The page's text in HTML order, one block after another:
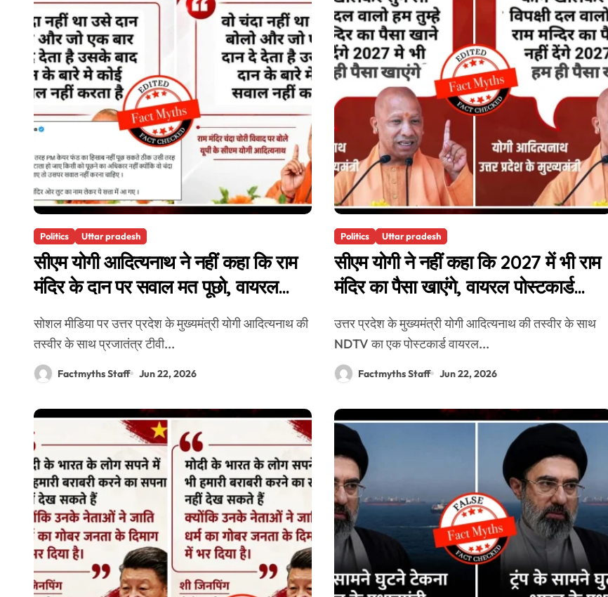
Politics Uttar pradesh
सीएम योगी आदित्यनाथ ने नहीं कहा कि राम
मंदिर के दान पर सवाल मत पूछो, वायरल
पोस्टकार्ड एडिटेड है
सोशल मीडिया पर उत्तर प्रदेश के मुख्यमंत्री योगी आदित्यनाथ की
तस्वीर के साथ प्रजातंत्र टीवी...
Factmyths Staff Jun 22, 2026
Politics Uttar pradesh
सीएम योगी ने नहीं कहा कि 2027 में भी राम
मंदिर का पैसा खाएंगे, वायरल पोस्टकार्ड
एडिटेड है
उत्तर प्रदेश के मुख्यमंत्री योगी आदित्यनाथ की तस्वीर के साथ
NDTV का एक पोस्टकार्ड वायरल...
Factmyths Staff Jun 22, 2026